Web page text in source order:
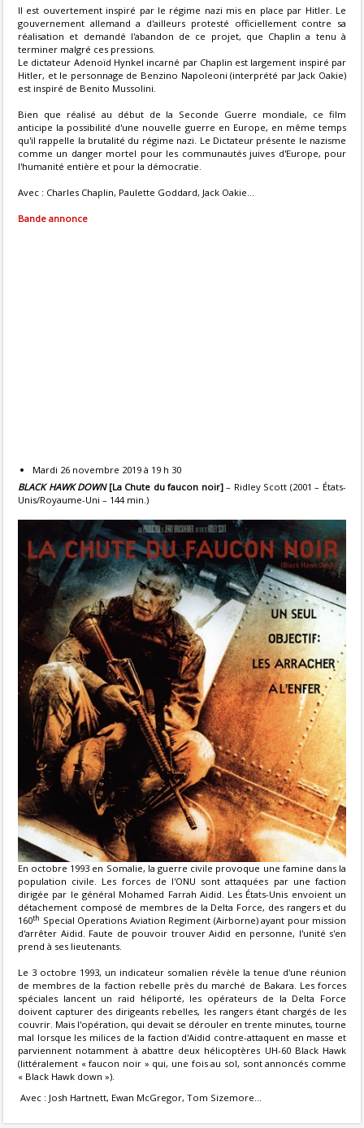
Il est ouvertement inspiré par le régime nazi mis en place par Hitler. Le
gouvernement allemand a d'ailleurs protesté officiellement contre sa
réalisation et demandé l'abandon de ce projet, que Chaplin a tenu à
terminer malgré ces pressions.
Le dictateur Adenoïd Hynkel incarné par Chaplin est largement inspiré par
Hitler, et le personnage de Benzino Napoleoni (interprété par Jack Oakie)
est inspiré de Benito Mussolini.
Bien que réalisé au début de la Seconde Guerre mondiale, ce film
anticipe la possibilité d'une nouvelle guerre en Europe, en même temps
qu'il rappelle la brutalité du régime nazi. Le Dictateur présente le nazisme
comme un danger mortel pour les communautés juives d'Europe, pour
l'humanité entière et pour la démocratie.
Avec : Charles Chaplin, Paulette Goddard, Jack Oakie...
Bande annonce
Mardi 26 novembre 2019 à 19 h 30
BLACK HAWK DOWN[La Chute du faucon noir]– Ridley Scott (2001 – États-
Unis/Royaume-Uni – 144 min.)
En octobre 1993 en Somalie, la guerre civile provoque une famine dans la
population civile. Les forces de l'ONU sont attaquées par une faction
dirigée par le général Mohamed Farrah Aidid. Les États-Unis envoient un
détachement composé de membres de la Delta Force, des rangers et du
160th Special Operations Aviation Regiment (Airborne) ayant pour mission
d'arrêter Aidid. Faute de pouvoir trouver Aidid en personne, l'unité s'en
prend à ses lieutenants.
Le 3 octobre 1993, un indicateur somalien révèle la tenue d'une réunion
de membres de la faction rebelle près du marché de Bakara. Les forces
spéciales lancent un raid héliporté, les opérateurs de la Delta Force
doivent capturer des dirigeants rebelles, les rangers étant chargés de les
couvrir. Mais l'opération, qui devait se dérouler en trente minutes, tourne
mal lorsque les milices de la faction d'Aidid contre-attaquent en masse et
parviennent notamment à abattre deux hélicoptères UH-60 Black Hawk
(littéralement « faucon noir » qui, une fois au sol, sont annoncés comme
« Black Hawk down »).
Avec : Josh Hartnett, Ewan McGregor, Tom Sizemore...